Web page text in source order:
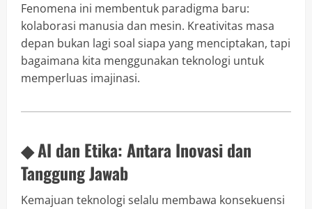
Fenomena ini membentuk paradigma baru:
kolaborasi manusia dan mesin. Kreativitas masa
depan bukan lagi soal siapa yang menciptakan, tapi
bagaimana kita menggunakan teknologi untuk
memperluas imajinasi.
◆ AI dan Etika: Antara Inovasi dan
Tanggung Jawab
Kemajuan teknologi selalu membawa konsekuensi